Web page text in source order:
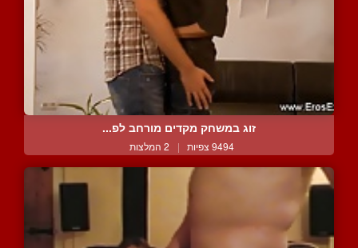
זוג במשחק מקדים מורחב לפ...
9494 צפיות | 2 המלצות